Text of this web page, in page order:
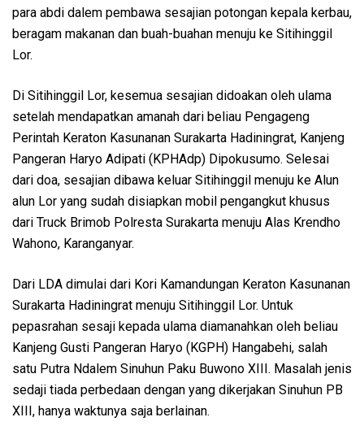
para abdi dalem pembawa sesajian potongan kepala kerbau,
beragam makanan dan buah-buahan menuju ke Sitihinggil
Lor.
Di Sitihinggil Lor, kesemua sesajian didoakan oleh ulama
setelah mendapatkan amanah dari beliau Pengageng
Perintah Keraton Kasunanan Surakarta Hadiningrat, Kanjeng
Pangeran Haryo Adipati (KPHAdp) Dipokusumo. Selesai
dari doa, sesajian dibawa keluar Sitihinggil menuju ke Alun
alun Lor yang sudah disiapkan mobil pengangkut khusus
dari Truck Brimob Polresta Surakarta menuju Alas Krendho
Wahono, Karanganyar.
Dari LDA dimulai dari Kori Kamandungan Keraton Kasunanan
Surakarta Hadiningrat menuju Sitihinggil Lor. Untuk
pepasrahan sesaji kepada ulama diamanahkan oleh beliau
Kanjeng Gusti Pangeran Haryo (KGPH) Hangabehi, salah
satu Putra Ndalem Sinuhun Paku Buwono XIII. Masalah jenis
sedaji tiada perbedaan dengan yang dikerjakan Sinuhun PB
XIII, hanya waktunya saja berlainan.